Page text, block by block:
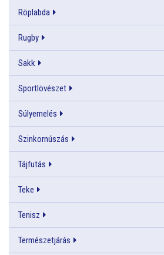
Röplabda
Rugby
Sakk
Sportlövészet
Súlyemelés
Szinkornúszás
Tájfutás
Teke
Tenisz
Természetjárás